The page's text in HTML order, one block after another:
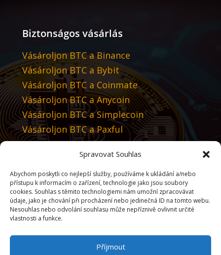
Spravovat Souhlas
Abychom poskytli co nejlepší služby, používáme k ukládání a/nebo
přístupu k informacím o zařízení, technologie jako jsou soubory
cookies. Souhlas s těmito technologiemi nám umožní zpracovávat
údaje, jako je chování při procházení nebo jedinečná ID na tomto webu.
Nesouhlas nebo odvolání souhlasu může nepříznivě ovlivnit určité
vlastnosti a funkce.
Příjmout
Biztonságos vásárlás
Vásároljon BTC a Binance
Vásároljon BTC a Bybit
Vásároljon BTC a Coinmate
Vásároljon BTC a Anycoin
Vásároljon BTC a Simplecoin
Vásároljon BTC a Paxful
Tradingview
Válassza ki a nyelvet